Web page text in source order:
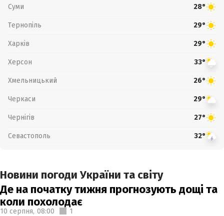
Суми 28°
Тернопіль 29°
Харків 29°
Херсон 33°
Хмельницький 26°
Черкаси 29°
Чернігів 27°
Севастополь 32°
Новини погоди України та світу
Де на початку тижня прогнозують дощі та
коли похолодає
10 серпня, 08:00 1